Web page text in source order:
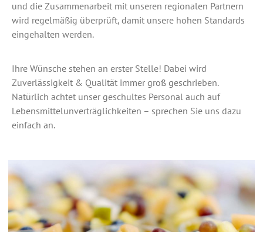
und die Zusammenarbeit mit unseren regionalen Partnern
wird regelmäßig überprüft, damit unsere hohen Standards
eingehalten werden.
Ihre Wünsche stehen an erster Stelle! Dabei wird
Zuverlässigkeit & Qualität immer groß geschrieben.
Natürlich achtet unser geschultes Personal auch auf
Lebensmittelunverträglichkeiten – sprechen Sie uns dazu
einfach an.